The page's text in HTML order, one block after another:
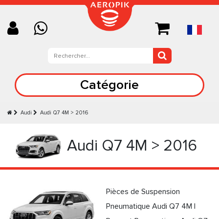
Catégorie
Audi Audi Q7 4M > 2016
Audi Q7 4M > 2016
Pièces de Suspension
Pneumatique Audi Q7 4M |